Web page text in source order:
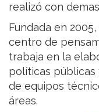
realizó con
Fundada en
centro de
trabaja en la
políticas
de equipos
áreas.